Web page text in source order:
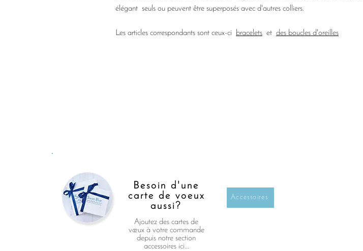
élégant seuls ou peuvent être superposés avec d'autres colliers.
Les articles correspondants sont ceux-ci bracelets et des boucles d'oreilles
Besoin d'une
carte de voeux
aussi?
Ajoutez des cartes de
vœux à votre commande
depuis notre section
accessoires ici...
Accessoires